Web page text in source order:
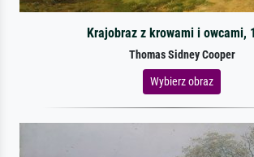
Krajobraz z krowami i owcami,
Thomas Sidney Cooper
Wybierz obraz